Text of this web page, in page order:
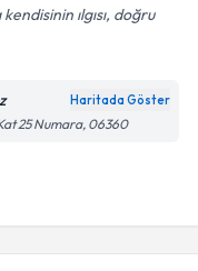
ılgısı, doğru
Haritada Göster
25 Numara, 06360